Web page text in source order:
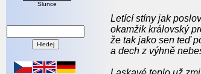
Slunce
Letící stíny jak
okamžik královský
že tak jako sen teď
a dech z výhně